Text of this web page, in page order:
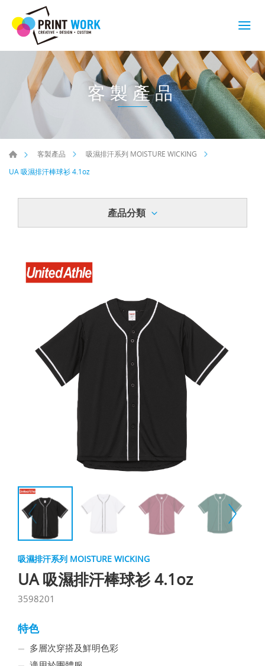
客製產品
客製產品
吸濕排汗系列 MOISTURE WICKING
UA 吸濕排汗棒球衫 4.1oz
產品分類
吸濕排汗系列 MOISTURE WICKING
UA 吸濕排汗棒球衫 4.1oz
3598201
特色
多層次穿搭及鮮明色彩